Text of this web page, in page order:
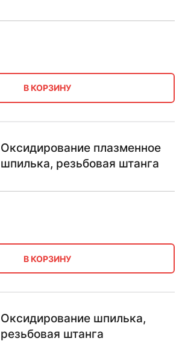
В КОРЗИНУ
Оксидирование плазменное
шпилька, резьбовая штанга
В КОРЗИНУ
Оксидирование шпилька,
резьбовая штанга